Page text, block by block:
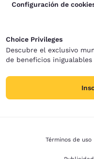
Configuración de
Choice Privileges
Descubre el exclusivo
de beneficios
Términos de uso